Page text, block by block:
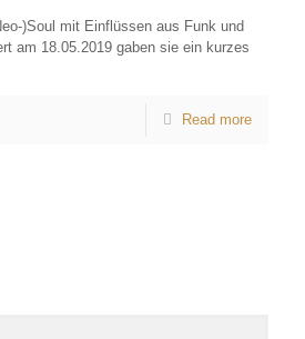
)Soul mit Einflüssen aus Funk und
am 18.05.2019 gaben sie ein kurzes
Read more